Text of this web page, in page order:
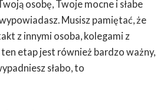
osobę, Twoje mocne i słabe
Musisz pamiętać, że
z innymi osoba, kolegami z
etap jest również bardzo ważny,
słabo, to